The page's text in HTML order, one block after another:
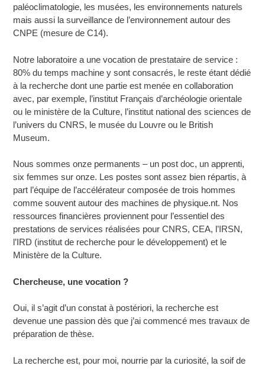
paléoclimatologie, les musées, les environnements naturels
mais aussi la surveillance de l’environnement autour des
CNPE (mesure de C14).
Notre laboratoire a une vocation de prestataire de service :
80% du temps machine y sont consacrés, le reste étant dédié
à la recherche dont une partie est menée en collaboration
avec, par exemple, l’institut Français d’archéologie orientale
ou le ministère de la Culture, l’institut national des sciences de
l’univers du CNRS, le musée du Louvre ou le British
Museum.
Nous sommes onze permanents – un post doc, un apprenti,
six femmes sur onze. Les postes sont assez bien répartis, à
part l’équipe de l’accélérateur composée de trois hommes
comme souvent autour des machines de physique.nt. Nos
ressources financières proviennent pour l’essentiel des
prestations de services réalisées pour CNRS, CEA, l’IRSN,
l’IRD (institut de recherche pour le développement) et le
Ministère de la Culture.
Chercheuse, une vocation ?
Oui, il s’agit d’un constat à postériori, la recherche est
devenue une passion dès que j’ai commencé mes travaux de
préparation de thèse.
La recherche est, pour moi, nourrie par la curiosité, la soif de